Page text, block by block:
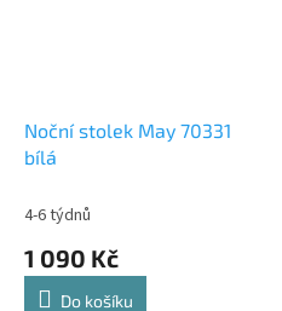
Noční stolek May 70331
bílá
4-6 týdnů
1 090 Kč
Do košíku